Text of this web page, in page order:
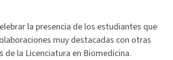
la presencia de los estudiantes que
muy destacadas con otras
de la Licenciatura en Biomedicina.